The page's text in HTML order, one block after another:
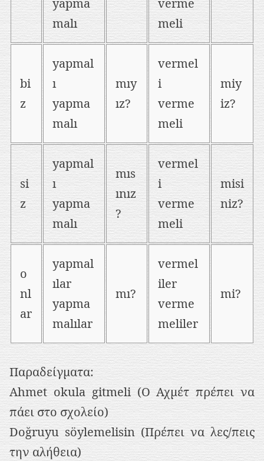
yapma
malı
verme
meli
bi
z
yapmal
ı
yapma
malı
mıy
ız?
vermel
i
verme
meli
miy
iz?
si
z
yapmal
ı
yapma
malı
mıs
ınız
?
vermel
i
verme
meli
misi
niz?
o
nl
ar
yapmal
ılar
yapma
malılar
mı?
vermel
iler
verme
meliler
mi?
Παραδείγματα:
Ahmet okula gitmeli (Ο Αχμέτ πρέπει να
πάει στο σχολείο)
Doğruyu söylemelisin (Πρέπει να λες/πεις
την αλήθεια)